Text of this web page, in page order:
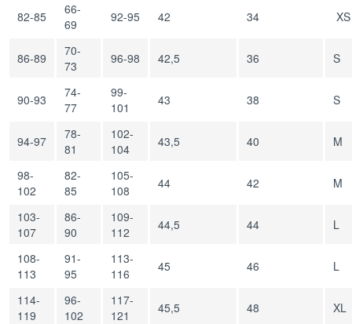
82-85
66-
69
92-95 42 34 XS
86-89
70-
73
96-98 42,5 36 S
90-93
74-
77
99-
101
43 38 S
94-97
78-
81
102-
104
43,5 40 M
98-
102
82-
85
105-
108
44 42 M
103-
107
86-
90
109-
112
44,5 44 L
108-
113
91-
95
113-
116
45 46 L
114-
119
96-
102
117-
121
45,5 48 XL